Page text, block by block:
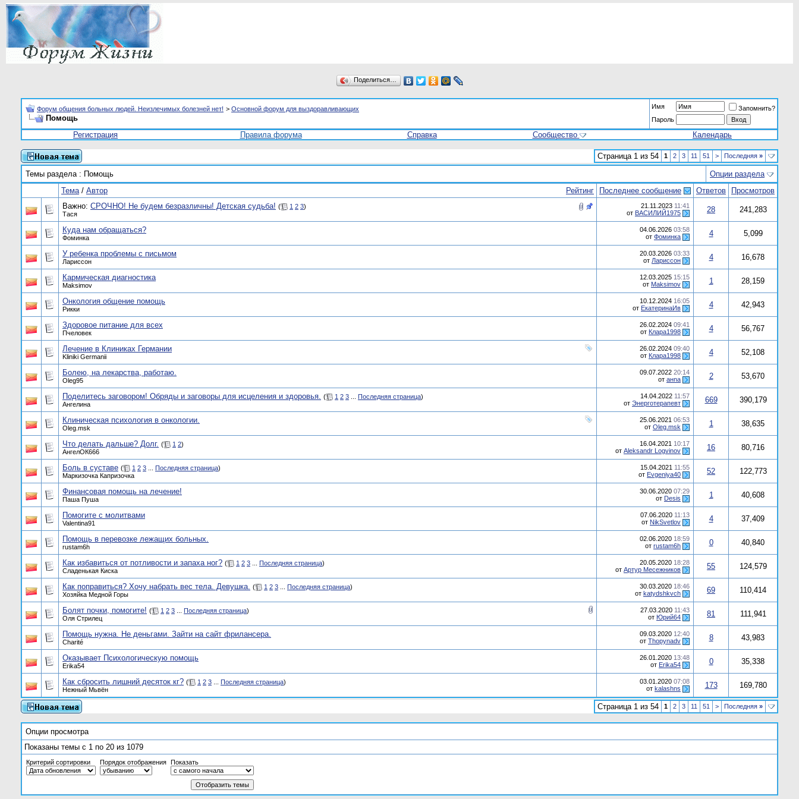
Поделиться…
Форум общения больных людей. Неизлечимых болезней нет! > Основной форум для выздоравливающих
Помощь
Имя
Запомнить?
Пароль
Регистрация Правила форума Справка Сообщество Календарь
Страница 1 из 54 1 2 3 11 51 > Последняя »
Темы раздела: Помощь
Опции раздела
Рейтинг
Тема/ Автор Последнее сообщение Ответов
Просмотров
Важно: СРОЧНО! Не будем безразличны! Детская судьба! ( 1 2 3)
Тася
21.11.2023 11:41
от ВАСИЛИЙ1975 28 241,283
Куда нам обращаться?
Фоминка
04.06.2026 03:58
от Фоминка 4 5,099
У ребенка проблемы с письмом
Лариссон
20.03.2026 03:33
от Лариссон 4 16,678
Кармическая диагностика
Maksimov
12.03.2025 15:15
от Maksimov 1 28,159
Онкология общение помощь
Рикки
10.12.2024 16:05
от ЕкатеринаИв 4 42,943
Здоровое питание для всех
Пчеловек
26.02.2024 09:41
от Клара1998 4 56,767
Лечение в Клиниках Германии
Kliniki Germanii
26.02.2024 09:40
от Клара1998 4 52,108
Болею, на лекарства, работаю.
Oleg95
09.07.2022 20:14
от анnа 2 53,670
Поделитесь заговором! Обряды и заговоры для исцеления и здоровья. ( 1 2 3 Последняя страница)
Ангелина
14.04.2022 11:57
от Энерготерапевт 669 390,179
Клиническая психология в онкологии.
Oleg.msk
25.06.2021 06:53
от Oleg.msk 1 38,635
Что делать дальше? Долг. ( 1 2)
АнгелОК666
16.04.2021 10:17
от Aleksandr Logvinov 16 80,716
Боль в суставе ( 1 2 3 Последняя страница)
Маркизочка Капризочка
15.04.2021 11:55
от Evgeniya40 52 122,773
Финансовая помощь на лечение!
Паша Пуша
30.06.2020 07:29
от Desis 1 40,608
Помогите с молитвами
Valentina91
07.06.2020 11:13
от NikSvetlov 4 37,409
Помощь в перевозке лежащих больных.
rustam6h
02.06.2020 18:59
от rustam6h 0 40,840
Как избавиться от потливости и запаха ног? ( 1 2 3 Последняя страница)
Сладенькая Киска
20.05.2020 18:28
от Артур Месежников 55 124,579
Как поправиться? Хочу набрать вес тела. Девушка. ( 1 2 3 Последняя страница)
Хозяйка Медной Горы
30.03.2020 18:46
от katydshkvch 69 110,414
Болят почки, помогите! ( 1 2 3 Последняя страница)
Оля Стрилец
27.03.2020 11:43
от Юрий64 81 111,941
Помощь нужна. Не деньгами. Зайти на сайт фрилансера.
Charité
09.03.2020 12:40
от Thopynadv 8 43,983
Оказывает Психологическую помощь
Erika54
26.01.2020 13:48
от Erika54 0 35,338
Как сбросить лишний десяток кг? ( 1 2 3 Последняя страница)
Нежный Мьвён
03.01.2020 07:08
от kalashns 173 169,780
Страница 1 из 54 1 2 3 11 51 > Последняя »
Опции просмотра
Показаны темы с 1 по 20 из 1079
Критерий сортировки Порядок отображения Показать